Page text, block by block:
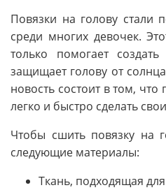
Повязки на голову стали
среди многих девочек.
только помогает
защищает голову от
новость состоит в том,
легко и быстро сделать
Чтобы сшить повязку на
следующие материалы:
Ткань, подходящая